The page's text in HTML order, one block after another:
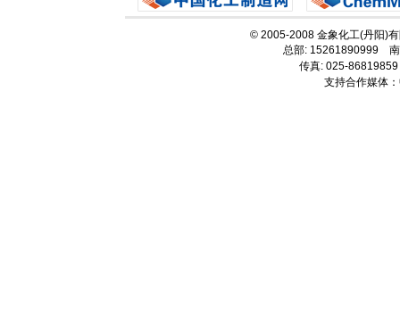
© 2005-2008 金象化工(丹阳)
总部: 15261890999
传真: 025-
支持合作媒体：